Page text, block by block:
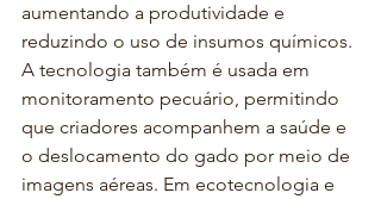
aumentando a produtividade e
reduzindo o uso de insumos químicos.
A tecnologia também é usada em
monitoramento pecuário, permitindo
que criadores acompanhem a saúde e
o deslocamento do gado por meio de
imagens aéreas. Em ecotecnologia e